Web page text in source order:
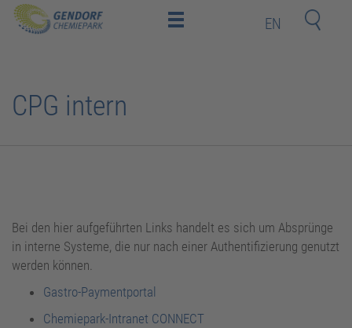
EN
Investoren
Kontakt
Newsroom
CPG intern
Bei den hier aufgeführten Links handelt es sich um Absprünge
in interne Systeme, die nur nach einer Authentifizierung genutzt
werden können.
Gastro-Paymentportal
Chemiepark-Intranet CONNECT